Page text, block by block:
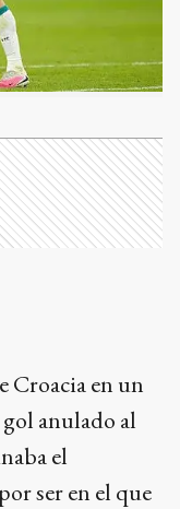
Croacia en un
anulado al
el
ser en el que